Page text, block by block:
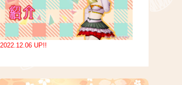
2022.12.06 UP!!